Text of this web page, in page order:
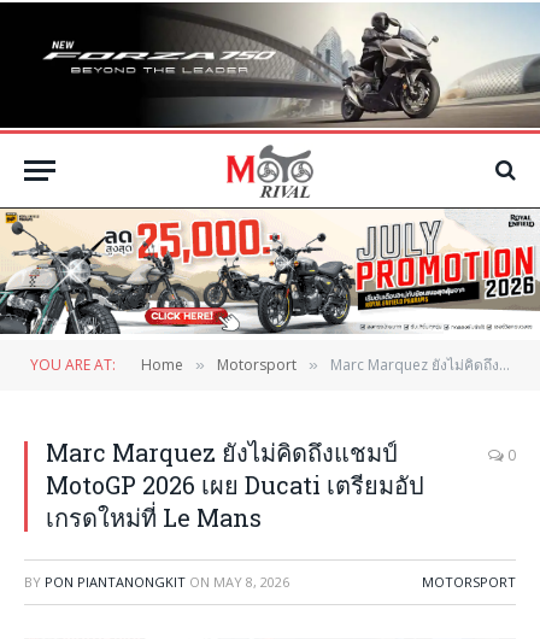
YOU ARE AT: Home » Motorsport » Marc Marquez ยังไม่คิดถึงแชมป์ MotoGP 2026 เผย Ducati เตรียมอัปเกรดใหม่ที่ Le Mans
Marc Marquez ยังไม่คิดถึงแชมป์
MotoGP 2026 เผย Ducati เตรียมอัป
เกรดใหม่ที่ Le Mans
0
BY PON PIANTANONGKIT ON MAY 8, 2026 MOTORSPORT